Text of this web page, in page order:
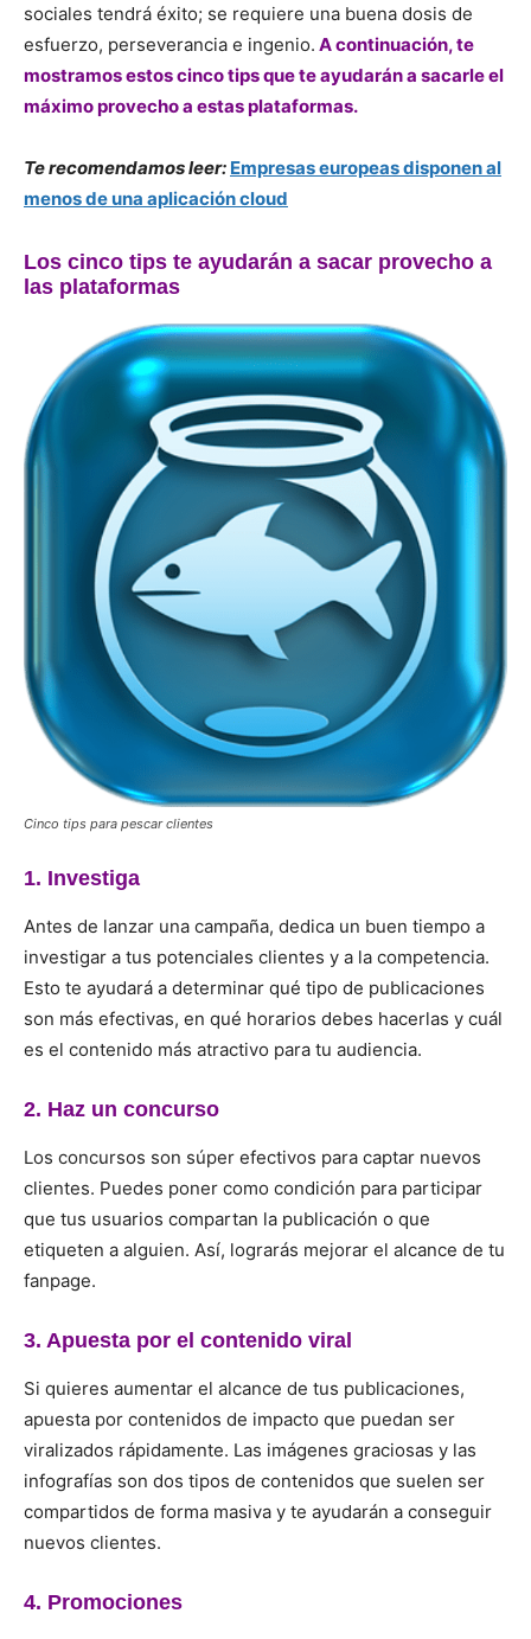
sociales tendrá éxito; se requiere una buena dosis de
esfuerzo, perseverancia e ingenio. A continuación, te
mostramos estos cinco tips que te ayudarán a sacarle el
máximo provecho a estas plataformas.
Te recomendamos leer: Empresas europeas disponen al
menos de una aplicación cloud
Los cinco tips te ayudarán a sacar provecho a
las plataformas
Cinco tips para pescar clientes
1. Investiga
Antes de lanzar una campaña, dedica un buen tiempo a
investigar a tus potenciales clientes y a la competencia.
Esto te ayudará a determinar qué tipo de publicaciones
son más efectivas, en qué horarios debes hacerlas y cuál
es el contenido más atractivo para tu audiencia.
2. Haz un concurso
Los concursos son súper efectivos para captar nuevos
clientes. Puedes poner como condición para participar
que tus usuarios compartan la publicación o que
etiqueten a alguien. Así, lograrás mejorar el alcance de tu
fanpage.
3. Apuesta por el contenido viral
Si quieres aumentar el alcance de tus publicaciones,
apuesta por contenidos de impacto que puedan ser
viralizados rápidamente. Las imágenes graciosas y las
infografías son dos tipos de contenidos que suelen ser
compartidos de forma masiva y te ayudarán a conseguir
nuevos clientes.
4. Promociones